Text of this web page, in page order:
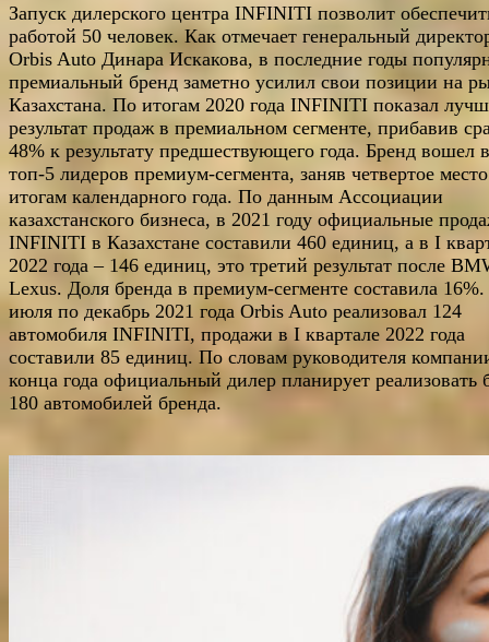
Запуск дилерского центра INFINITI позволит
работой 50 человек. Как отмечает генеральный
Orbis Auto Динара Искакова, в последние годы
премиальный бренд заметно усилил свои позиции на
Казахстана. По итогам 2020 года INFINITI показал
результат продаж в премиальном сегменте, прибавив
48% к результату предшествующего года. Бренд вошел в
топ-5 лидеров премиум-сегмента, заняв четвертое
итогам календарного года. По данным Ассоциации
казахстанского бизнеса, в 2021 году официальные
INFINITI в Казахстане составили 460 единиц, а в I
2022 года – 146 единиц, это третий результат после
Lexus. Доля бренда в премиум-сегменте составила
июля по декабрь 2021 года Orbis Auto реализовал 124
автомобиля INFINITI, продажи в I квартале 2022 года
составили 85 единиц. По словам руководителя
конца года официальный дилер планирует реализовать
180 автомобилей бренда.